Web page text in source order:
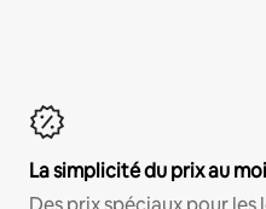
La simplicité du prix au